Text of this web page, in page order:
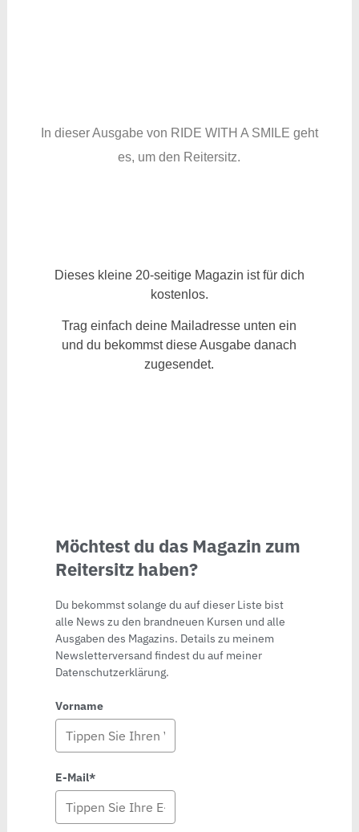
In dieser Ausgabe von RIDE WITH A SMILE geht
es, um den Reitersitz.
Dieses kleine 20-seitige Magazin ist für dich
kostenlos.
Trag einfach deine Mailadresse unten ein
und du bekommst diese Ausgabe danach
zugesendet.
Möchtest du das Magazin zum
Reitersitz haben?
Du bekommst solange du auf dieser Liste bist
alle News zu den brandneuen Kursen und alle
Ausgaben des Magazins. Details zu meinem
Newsletterversand findest du auf meiner
Datenschutzerklärung.
Vorname
E-Mail*